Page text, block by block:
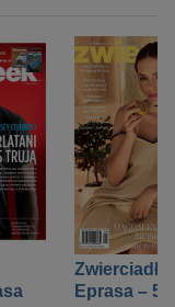
Zwierciadło
Eprasa – 5/